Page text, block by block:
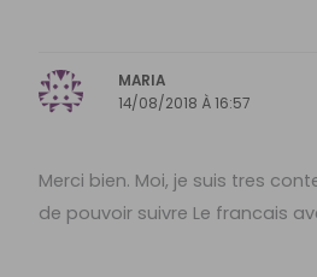
MARIA
14/08/2018 À 16:57
Merci bien. Moi, je suis tres
de pouvoir suivre Le francais